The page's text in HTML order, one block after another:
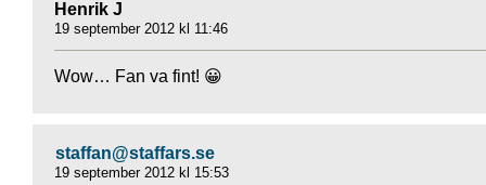
Henrik J
19 september 2012 kl 11:46
Wow… Fan va fint! 😀
staffan@staffars.se
19 september 2012 kl 15:53